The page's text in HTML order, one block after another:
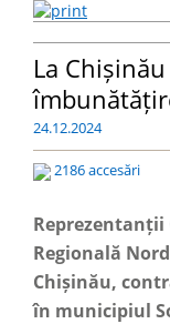
La
24.12.2024
2186 accesări
Reprezentanții
Regională
Chișinău,
în municipiul